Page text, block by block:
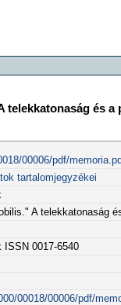
és a
00006/pdf/
tartalomjegyzékei
A telekkatonaság
ISSN 0017-6540
00018/00006/pdf/